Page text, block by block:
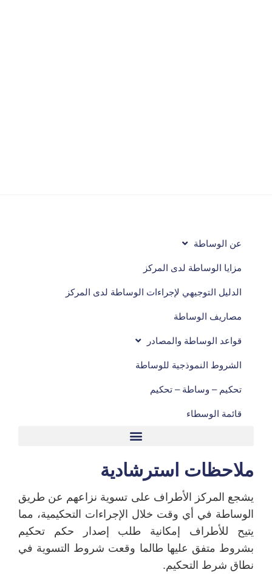
عن الوساطة
مزايا الوساطة لدى المركز
الدليل التوجيهي لإجراءات الوساطة لدى المركز
مصاريف الوساطة
قواعد الوساطة والمصادر
الشروط النموذجية للوساطة
تحكيم – وساطة – تحكيم
قائمة الوسطاء
ملاحظات استرشادية
يشجع المركز الأطراف على تسوية نزاعهم عن طريق
الوساطة في أي وقت خلال الإجراءات التحكيمية، مما
يتيح للأطراف إمكانية طلب إصدار حكم تحكيم
بشروط متفق عليها طالما وقعت شروط التسوية في
نطاق شرط التحكيم.